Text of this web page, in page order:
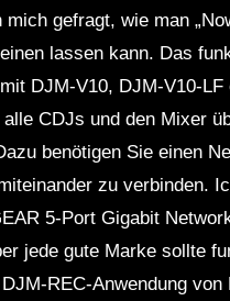
mich gefragt, wie man
lassen kann. Das
DJM-V10, DJM-V10-LF
CDJs und den Mixer
benötigen Sie einen
zu verbinden.
5-Port Gigabit
jede gute Marke sollte
REC-Anwendung von